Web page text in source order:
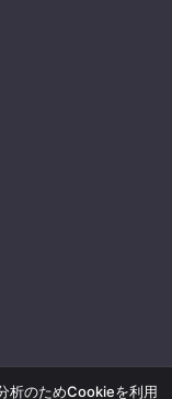
析のためCookieを利用